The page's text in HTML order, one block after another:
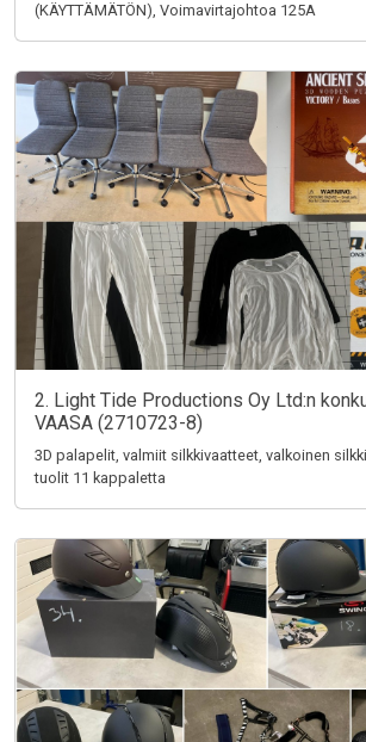
(KÄYTTÄMÄTÖN), Voimavirtajohtoa 125A
2. Light Tide Productions Oy Ltd:n
VAASA (2710723-8)
3D palapelit, valmiit silkkivaatteet, valkoinen
tuolit 11 kappaletta